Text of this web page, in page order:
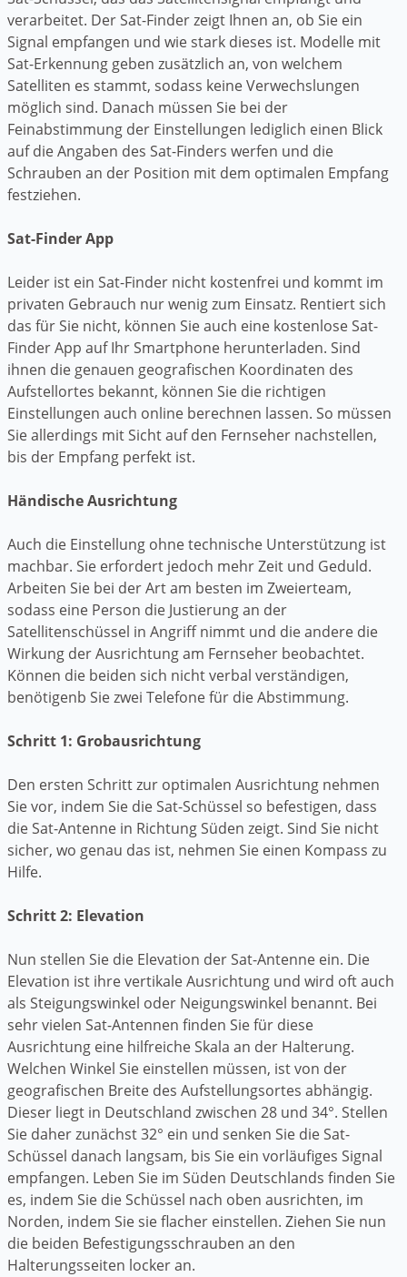
verarbeitet. Der Sat-Finder zeigt Ihnen an, ob Sie ein
Signal empfangen und wie stark dieses ist. Modelle mit
Sat-Erkennung geben zusätzlich an, von welchem
Satelliten es stammt, sodass keine Verwechslungen
möglich sind. Danach müssen Sie bei der
Feinabstimmung der Einstellungen lediglich einen Blick
auf die Angaben des Sat-Finders werfen und die
Schrauben an der Position mit dem optimalen Empfang
festziehen.
Sat-Finder App
Leider ist ein Sat-Finder nicht kostenfrei und kommt im
privaten Gebrauch nur wenig zum Einsatz. Rentiert sich
das für Sie nicht, können Sie auch eine kostenlose Sat-
Finder App auf Ihr Smartphone herunterladen. Sind
ihnen die genauen geografischen Koordinaten des
Aufstellortes bekannt, können Sie die richtigen
Einstellungen auch online berechnen lassen. So müssen
Sie allerdings mit Sicht auf den Fernseher nachstellen,
bis der Empfang perfekt ist.
Händische Ausrichtung
Auch die Einstellung ohne technische Unterstützung ist
machbar. Sie erfordert jedoch mehr Zeit und Geduld.
Arbeiten Sie bei der Art am besten im Zweierteam,
sodass eine Person die Justierung an der
Satellitenschüssel in Angriff nimmt und die andere die
Wirkung der Ausrichtung am Fernseher beobachtet.
Können die beiden sich nicht verbal verständigen,
benötigenb Sie zwei Telefone für die Abstimmung.
Schritt 1: Grobausrichtung
Den ersten Schritt zur optimalen Ausrichtung nehmen
Sie vor, indem Sie die Sat-Schüssel so befestigen, dass
die Sat-Antenne in Richtung Süden zeigt. Sind Sie nicht
sicher, wo genau das ist, nehmen Sie einen Kompass zu
Hilfe.
Schritt 2: Elevation
Nun stellen Sie die Elevation der Sat-Antenne ein. Die
Elevation ist ihre vertikale Ausrichtung und wird oft auch
als Steigungswinkel oder Neigungswinkel benannt. Bei
sehr vielen Sat-Antennen finden Sie für diese
Ausrichtung eine hilfreiche Skala an der Halterung.
Welchen Winkel Sie einstellen müssen, ist von der
geografischen Breite des Aufstellungsortes abhängig.
Dieser liegt in Deutschland zwischen 28 und 34°. Stellen
Sie daher zunächst 32° ein und senken Sie die Sat-
Schüssel danach langsam, bis Sie ein vorläufiges Signal
empfangen. Leben Sie im Süden Deutschlands finden Sie
es, indem Sie die Schüssel nach oben ausrichten, im
Norden, indem Sie sie flacher einstellen. Ziehen Sie nun
die beiden Befestigungsschrauben an den
Halterungsseiten locker an.